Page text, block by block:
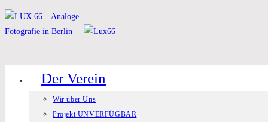
Zum
Inhalt
Der Verein
Wir über Uns
Projekt UNVERFÜGBAR